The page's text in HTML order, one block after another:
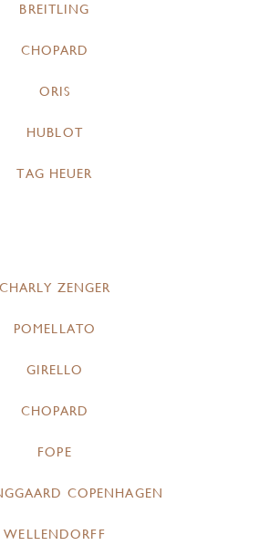
BREITLING
CHOPARD
ORIS
HUBLOT
TAG HEUER
CHARLY ZENGER
POMELLATO
GIRELLO
CHOPARD
FOPE
COPENHAGEN
WELLENDORFF